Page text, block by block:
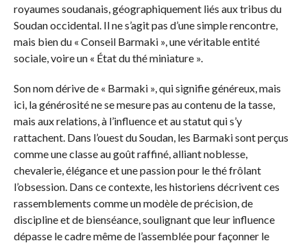
royaumes soudanais, géographiquement liés aux tribus du
Soudan occidental. Il ne s’agit pas d’une simple rencontre,
mais bien du « Conseil Barmaki », une véritable entité
sociale, voire un « État du thé miniature ».
Son nom dérive de « Barmaki », qui signifie généreux, mais
ici, la générosité ne se mesure pas au contenu de la tasse,
mais aux relations, à l’influence et au statut qui s’y
rattachent. Dans l’ouest du Soudan, les Barmaki sont perçus
comme une classe au goût raffiné, alliant noblesse,
chevalerie, élégance et une passion pour le thé frôlant
l’obsession. Dans ce contexte, les historiens décrivent ces
rassemblements comme un modèle de précision, de
discipline et de bienséance, soulignant que leur influence
dépasse le cadre même de l’assemblée pour façonner le